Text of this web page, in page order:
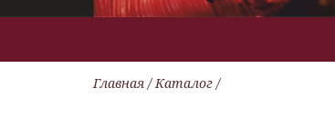
Главная/Каталог/